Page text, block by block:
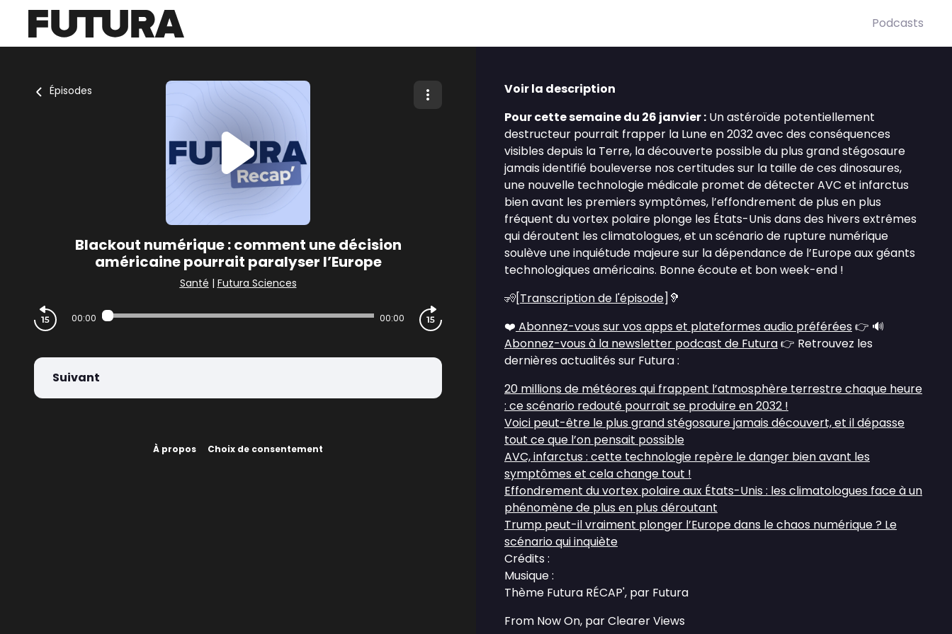
Podcasts
Épisodes
Blackout numérique : comment une décision
américaine pourrait paralyser l’Europe
Santé | Futura Sciences
00:00 00:00
Suivant
À propos Choix de consentement
Voir la description
Pour cette semaine du 26 janvier : Un astéroïde potentiellement
destructeur pourrait frapper la Lune en 2032 avec des conséquences
visibles depuis la Terre, la découverte possible du plus grand stégosaure
jamais identifié bouleverse nos certitudes sur la taille de ces dinosaures,
une nouvelle technologie médicale promet de détecter AVC et infarctus
bien avant les premiers symptômes, l’effondrement de plus en plus
fréquent du vortex polaire plonge les États-Unis dans des hivers extrêmes
qui déroutent les climatologues, et un scénario de rupture numérique
soulève une inquiétude majeure sur la dépendance de l’Europe aux géants
technologiques américains. Bonne écoute et bon week-end !
🧏[Transcription de l'épisode]🦻
❤️ Abonnez-vous sur vos apps et plateformes audio préférées 👉 🔊
Abonnez-vous à la newsletter podcast de Futura👉 Retrouvez les
dernières actualités sur Futura :
20 millions de météores qui frappent l’atmosphère terrestre chaque heure
: ce scénario redouté pourrait se produire en 2032 !
Voici peut-être le plus grand stégosaure jamais découvert, et il dépasse
tout ce que l’on pensait possible
AVC, infarctus : cette technologie repère le danger bien avant les
symptômes et cela change tout !
Effondrement du vortex polaire aux États-Unis : les climatologues face à un
phénomène de plus en plus déroutant
Trump peut-il vraiment plonger l’Europe dans le chaos numérique ? Le
scénario qui inquiète
Crédits :
Musique :
Thème Futura RÉCAP', par Futura
From Now On, par Clearer Views